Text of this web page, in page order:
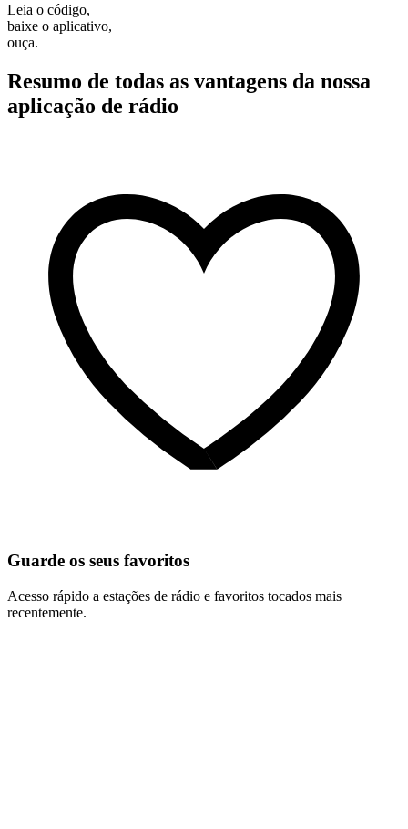
Leia o código,
baixe o aplicativo,
ouça.
Resumo de todas as vantagens da nossa
aplicação de rádio
Guarde os seus favoritos
Acesso rápido a estações de rádio e favoritos tocados mais
recentemente.